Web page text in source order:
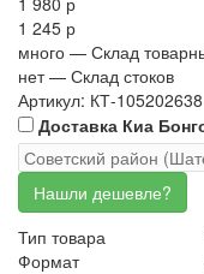
1 245 р
много — Склад
нет — Склад стоков
Артикул: КТ-105202638
Доставка Киа
Тип товара
Формат